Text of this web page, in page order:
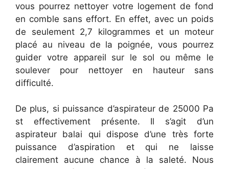
vous pourrez nettoyer votre logement de fond
en comble sans effort. En effet, avec un poids
de seulement 2,7 kilogrammes et un moteur
placé au niveau de la poignée, vous pourrez
guider votre appareil sur le sol ou même le
soulever pour nettoyer en hauteur sans
difficulté.
De plus, si puissance d’aspirateur de 25000 Pa
st effectivement présente. Il s’agit d’un
aspirateur balai qui dispose d’une très forte
puissance d’aspiration et qui ne laisse
clairement aucune chance à la saleté. Nous